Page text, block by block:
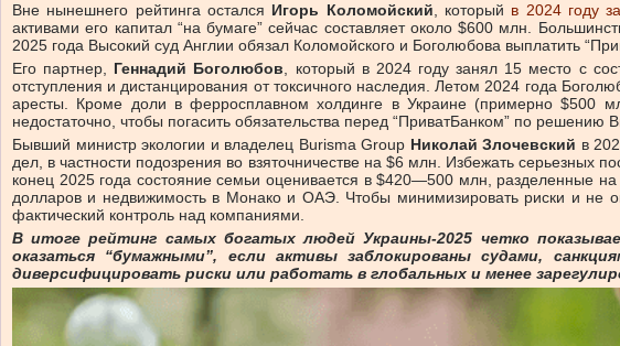
Вне нынешнего рейтинга остался Игорь Коломойский , который в 2024 году
активами его капитал “на бумаге” сейчас составляет около $600 млн.
2025 года Высокий суд Англии обязал Коломойского и Боголюбова выплатить
Его партнер, Геннадий Боголюбов , который в 2024 году занял 15 место с
отступления и дистанцирования от токсичного наследия. Летом 2024 года
аресты. Кроме доли в ферросплавном холдинге в Украине (примерно $500
недостаточно, чтобы погасить обязательства перед “ПриватБанком” по решению
Бывший министр экологии и владелец Burisma Group Николай Злочевский в
дел, в частности подозрения во взяточничестве на $6 млн. Избежать
конец 2025 года состояние семьи оценивается в $420—500 млн, разделенные
долларов и недвижимость в Монако и ОАЭ. Чтобы минимизировать риски и не
фактический контроль над компаниями.
В итоге рейтинг самых богатых людей Украины-2025 четко
оказаться “бумажными”, если активы заблокированы судами,
диверсифицировать риски или работать в глобальных и менее